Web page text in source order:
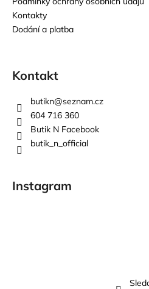
Kontakty
Dodání a platba
Kontakt
butikn@seznam.cz
604 716 360
Butik N Facebook
butik_n_official
Instagram